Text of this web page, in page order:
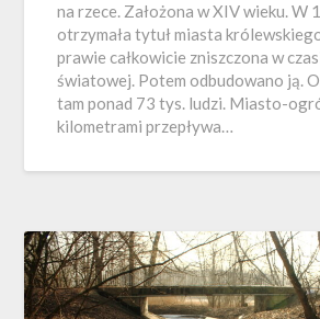
na rzece. Założona w XIV wieku. W
otrzymała tytuł miasta
prawie całkowicie zniszczona w
światowej. Potem odbudowano ją.
tam ponad 73 tys. ludzi. Miasto-
kilometrami przepływa…